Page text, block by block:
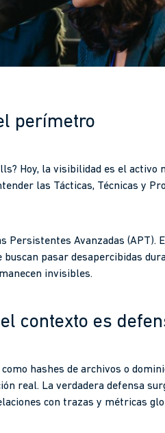
perímetro
Hoy, la visibilidad es el activo
las Tácticas, Técnicas y
Avanzadas (APT).
buscan pasar desapercibidas
invisibles.
contexto es
hashes de archivos o
real. La verdadera defensa
con trazas y métricas